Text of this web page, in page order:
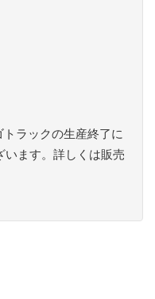
ラックの生産終了に
ます。詳しくは販売